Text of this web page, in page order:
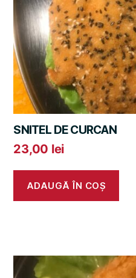
SNITEL DE CURCAN
23,00 lei
ADAUGĂ ÎN COȘ